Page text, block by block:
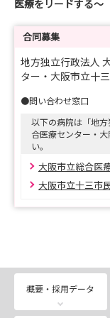
医療をリードする～
合同募集
地方独立行政法人
ター・大阪市立十
●問い合わせ窓口
以下の病院は「地
合医療センター・
い。
大阪市立総合医
大阪市立十三市
概要・採用データ